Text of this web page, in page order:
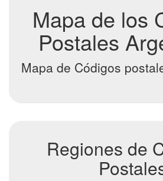
Mapa de los
Postales
Mapa de Códigos
Regiones de